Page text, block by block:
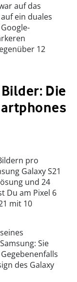
auf das
ein duales
12
Die
pro
Galaxy S21
und 24
Du am Pixel 6
mit 10
Sie
des Galaxy